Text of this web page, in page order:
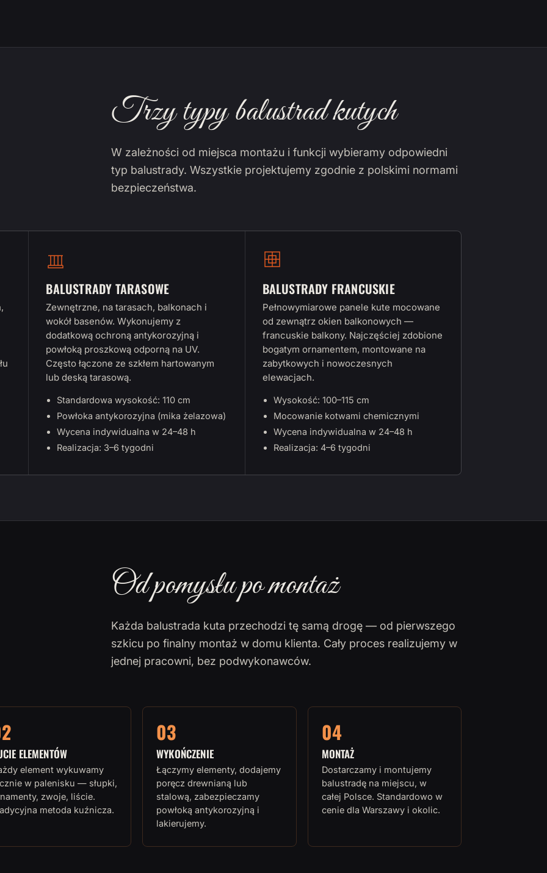
Trzy typy balustrad kutych
W zależności od miejsca montażu i funkcji wybieramy odpowiedni
typ balustrady. Wszystkie projektujemy zgodnie z polskimi normami
bezpieczeństwa.
BALUSTRADY TARASOWE
Zewnętrzne, na tarasach, balkonach i
wokół basenów. Wykonujemy z
dodatkową ochroną antykorozyjną i
powłoką proszkową odporną na UV.
Często łączone ze szkłem hartowanym
lub deską tarasową.
Standardowa wysokość: 110 cm
Powłoka antykorozyjna (mika żelazowa)
Wycena indywidualna w 24–48 h
Realizacja: 3–6 tygodni
BALUSTRADY FRANCUSKIE
Pełnowymiarowe panele kute mocowane
od zewnątrz okien balkonowych —
francuskie balkony. Najczęściej zdobione
bogatym ornamentem, montowane na
zabytkowych i nowoczesnych
elewacjach.
Wysokość: 100–115 cm
Mocowanie kotwami chemicznymi
Wycena indywidualna w 24–48 h
Realizacja: 4–6 tygodni
Od pomysłu po montaż
Każda balustrada kuta przechodzi tę samą drogę — od pierwszego
szkicu po finalny montaż w domu klienta. Cały proces realizujemy w
jednej pracowni, bez podwykonawców.
ELEMENTÓW
element wykuwamy
w palenisku — słupki,
zwoje, liście.
metoda kuźnicza.
03
WYKOŃCZENIE
Łączymy elementy, dodajemy
poręcz drewnianą lub
stalową, zabezpieczamy
powłoką antykorozyjną i
lakierujemy.
04
MONTAŻ
Dostarczamy i montujemy
balustradę na miejscu, w
całej Polsce. Standardowo w
cenie dla Warszawy i okolic.